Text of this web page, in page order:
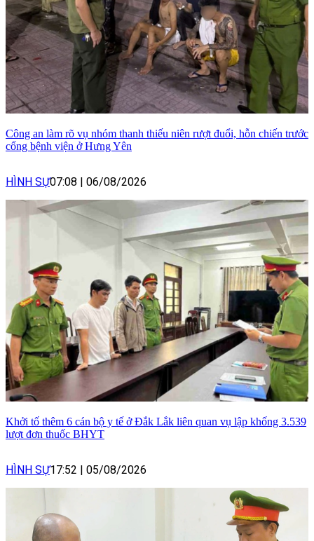
Công an làm rõ vụ nhóm thanh thiếu niên rượt đuổi, hỗn chiến trước
cổng bệnh viện ở Hưng Yên
HÌNH SỰ07:08 | 06/08/2026
Khởi tố thêm 6 cán bộ y tế ở Đắk Lắk liên quan vụ lập khống 3.539
lượt đơn thuốc BHYT
HÌNH SỰ17:52 | 05/08/2026